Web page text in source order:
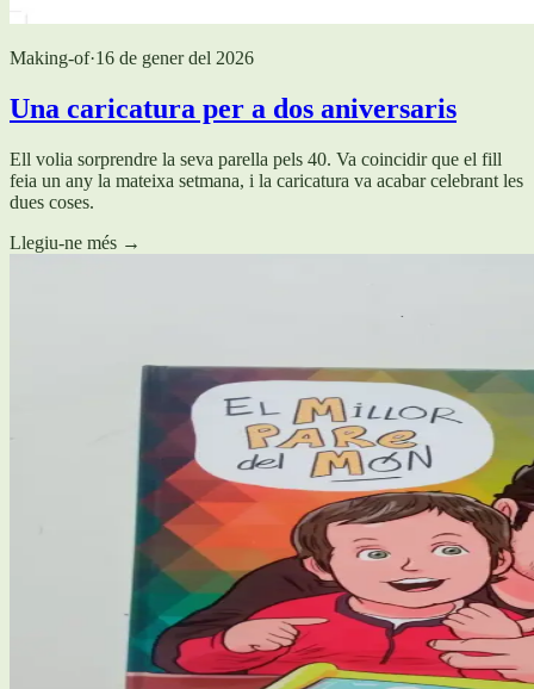
Making-of·16 de gener del 2026
Una caricatura per a dos aniversaris
Ell volia sorprendre la seva parella pels 40. Va coincidir que el fill
feia un any la mateixa setmana, i la caricatura va acabar celebrant les
dues coses.
Llegiu-ne més →